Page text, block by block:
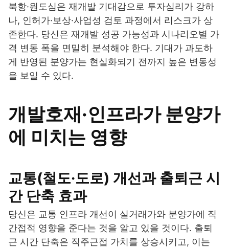
북항·원도심은 재개발 기대감으로 투자심리가 강하
나, 인허가·보상·사업성 검토 과정에서 리스크가 상
존한다. 당신은 재개발 성공 가능성과 시나리오별 가
격 변동 폭을 면밀히 분석해야 한다. 기대가 과도하
게 반영된 분양가는 현실화되기 전까지 높은 변동성
을 보일 수 있다.
개발호재·인프라가 분양가
에 미치는 영향
교통(철도·도로) 개선과 출퇴근 시
간 단축 효과
당신은 교통 인프라 개선이 실거래가와 분양가에 직
간접적 영향을 준다는 것을 알고 있을 것이다. 출퇴
근 시간 단축은 직주근접 가치를 상승시키고, 이는